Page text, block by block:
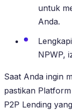
untuk
Anda.
NPWP,
Saat Anda ingin
pastikan
P2P Lending